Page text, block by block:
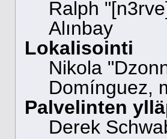
Ralph
Alınbay
Lokalisointi
Nikola
Domínguez,
Palvelinten
Derek